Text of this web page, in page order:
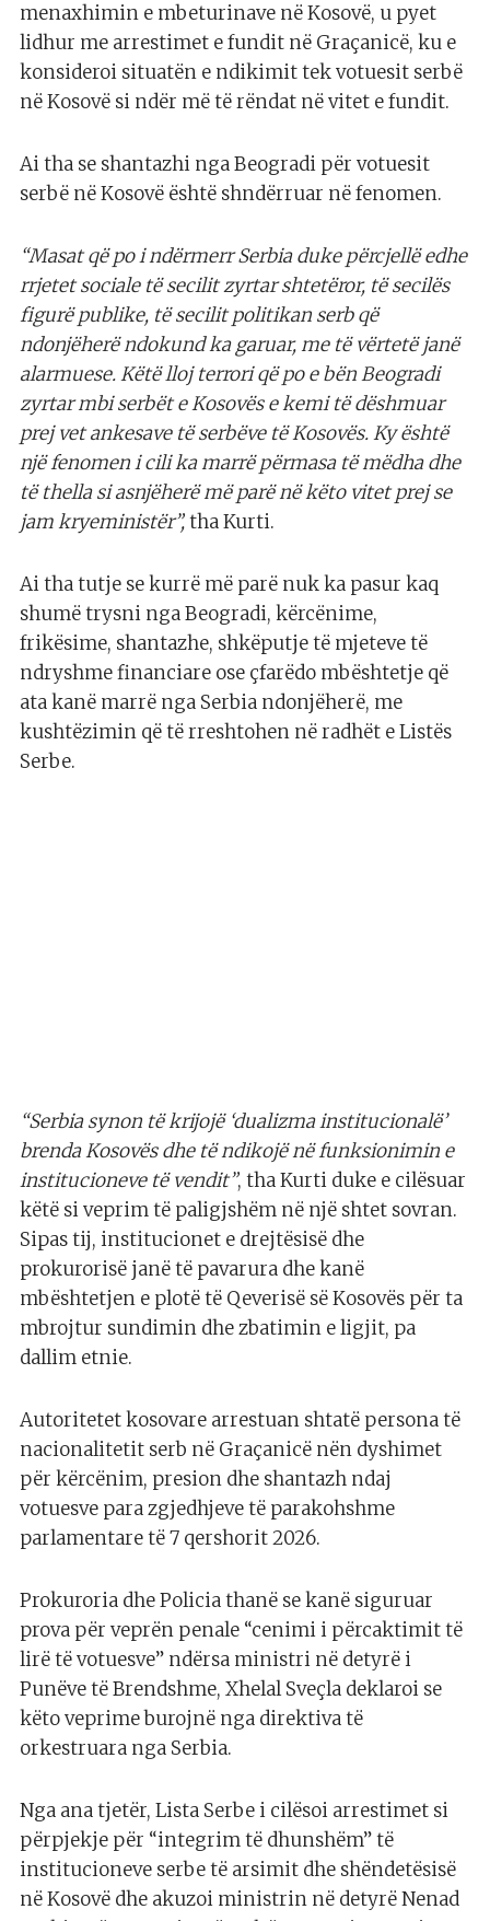
menaxhimin e mbeturinave në Kosovë, u pyet
lidhur me arrestimet e fundit në Graçanicë, ku e
konsideroi situatën e ndikimit tek votuesit serbë
në Kosovë si ndër më të rëndat në vitet e fundit.
Ai tha se shantazhi nga Beogradi për votuesit
serbë në Kosovë është shndërruar në fenomen.
“Masat që po i ndërmerr Serbia duke përcjellë edhe
rrjetet sociale të secilit zyrtar shtetëror, të secilës
figurë publike, të secilit politikan serb që
ndonjëherë ndokund ka garuar, me të vërtetë janë
alarmuese. Këtë lloj terrori që po e bën Beogradi
zyrtar mbi serbët e Kosovës e kemi të dëshmuar
prej vet ankesave të serbëve të Kosovës. Ky është
një fenomen i cili ka marrë përmasa të mëdha dhe
të thella si asnjëherë më parë në këto vitet prej se
jam kryeministër”,tha Kurti.
Ai tha tutje se kurrë më parë nuk ka pasur kaq
shumë trysni nga Beogradi, kërcënime,
frikësime, shantazhe, shkëputje të mjeteve të
ndryshme financiare ose çfarëdo mbështetje që
ata kanë marrë nga Serbia ndonjëherë, me
kushtëzimin që të rreshtohen në radhët e Listës
Serbe.
“Serbia synon të krijojë ‘dualizma institucionalë’
brenda Kosovës dhe të ndikojë në funksionimin e
institucioneve të vendit”, tha Kurti duke e cilësuar
këtë si veprim të paligjshëm në një shtet sovran.
Sipas tij, institucionet e drejtësisë dhe
prokurorisë janë të pavarura dhe kanë
mbështetjen e plotë të Qeverisë së Kosovës për ta
mbrojtur sundimin dhe zbatimin e ligjit, pa
dallim etnie.
Autoritetet kosovare arrestuan shtatë persona të
nacionalitetit serb në Graçanicë nën dyshimet
për kërcënim, presion dhe shantazh ndaj
votuesve para zgjedhjeve të parakohshme
parlamentare të 7 qershorit 2026.
Prokuroria dhe Policia thanë se kanë siguruar
prova për veprën penale “cenimi i përcaktimit të
lirë të votuesve” ndërsa ministri në detyrë i
Punëve të Brendshme, Xhelal Sveçla deklaroi se
këto veprime burojnë nga direktiva të
orkestruara nga Serbia.
Nga ana tjetër, Lista Serbe i cilësoi arrestimet si
përpjekje për “integrim të dhunshëm” të
institucioneve serbe të arsimit dhe shëndetësisë
në Kosovë dhe akuzoi ministrin në detyrë Nenad